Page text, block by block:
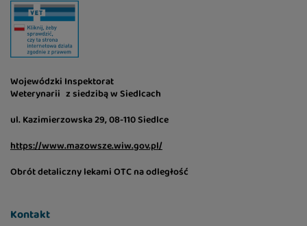
Wojewódzki Inspektorat
Weterynarii z siedzibą w Siedlcach
ul. Kazimierzowska 29, 08-110 Siedlce
https://www.mazowsze.wiw.gov.pl/
Obrót detaliczny lekami OTC na odległość
Kontakt